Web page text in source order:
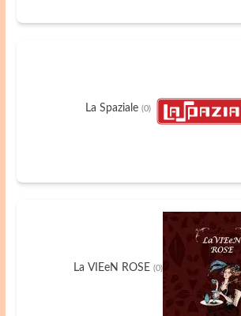
La Spaziale (0)
La VIEeN ROSE (0)